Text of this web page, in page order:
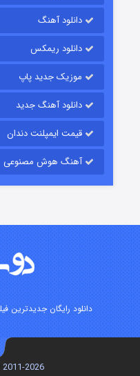
قسمت۱۵
این
دانلود آهنگ
دانلود ریمکس
موزیک جدید پاپ
دانلود آهنگ جدید
قیمت ایمپلنت دندان
آهنگ هوش مصنوعی
دانلود رایگان جدیدترین
2011-2026 ©